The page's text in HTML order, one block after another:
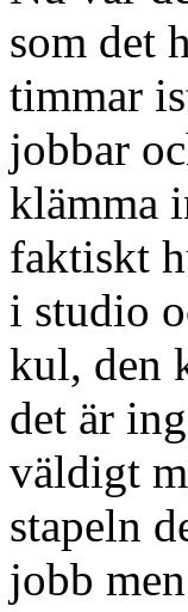
som det
timmar
jobbar
klämma
faktiskt
i studio
kul, den
det är
väldigt
stapeln
jobb